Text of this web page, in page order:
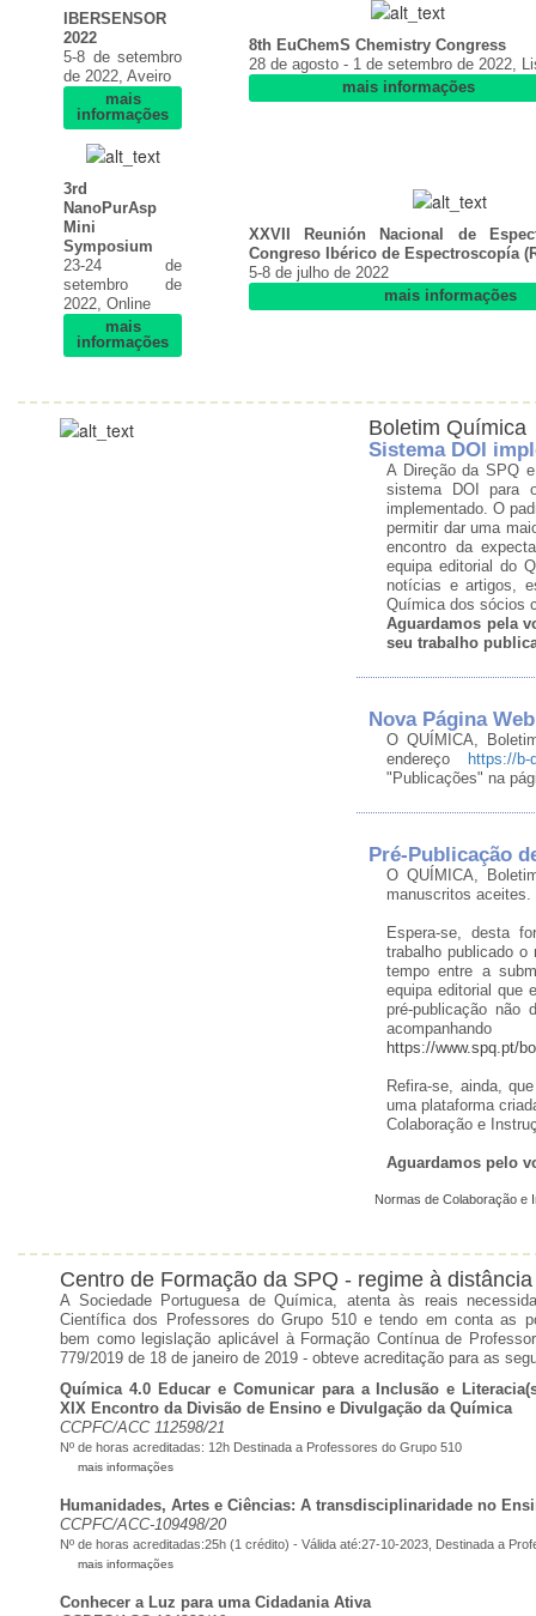
IBERSENSOR
2022
5-8 de setembro
de 2022, Aveiro
mais
informações
8th EuChemS Chemistry Congress
28 de agosto - 1 de setembro de 2022,
mais informações
3rd
NanoPurAsp
Mini
Symposium
23-24 de
setembro de
2022, Online
mais
informações
XXVII Reunión Nacional de
Congreso Ibérico de Espectroscopía
5-8 de julho de 2022
mais informações
Boletim Química
Sistema DOI
A Direção da SPQ
sistema DOI para
implementado. O
permitir dar uma
encontro da
equipa editorial do
notícias e artigos,
Química dos sócios
Aguardamos pela
seu trabalho
Nova Página
O QUÍMICA,
endereço
https://b-
"Publicações" na
Pré-Publicação
O QUÍMICA,
manuscritos aceites.
Espera-se, desta
trabalho publicado
tempo entre a
equipa editorial que
pré-publicação
https://www.spq.pt/
Refira-se, ainda,
uma plataforma
Colaboração e
Aguardamos pelo
Normas de Colaboração e
Centro de Formação da SPQ - regime à distância
A Sociedade Portuguesa de Química, atenta às reais
Científica dos Professores do Grupo 510 e tendo em conta as
bem como legislação aplicável à Formação Contínua de
779/2019 de 18 de janeiro de 2019 - obteve acreditação para as
Química 4.0 Educar e Comunicar para a Inclusão e
XIX Encontro da Divisão de Ensino e Divulgação da Química
CCPFC/ACC 112598/21
Nº de horas acreditadas: 12h Destinada a Professores do Grupo 510
mais informações
Humanidades, Artes e Ciências: A transdisciplinaridade no
CCPFC/ACC-109498/20
Nº de horas acreditadas:25h (1 crédito) - Válida até:27-10-2023, Destinada a
mais informações
Conhecer a Luz para uma Cidadania Ativa